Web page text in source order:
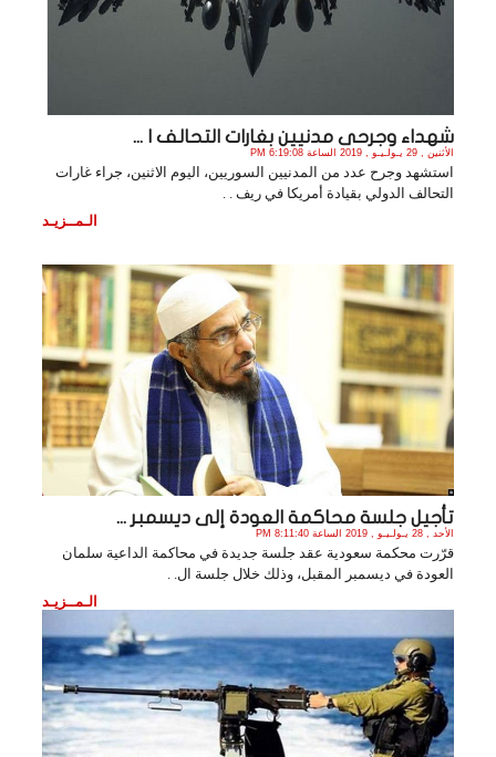
شهداء وجرحى مدنيين بغارات التحالف ا ...
الأثنين , 29 يـولـيـو , 2019 الساعة 6:19:08 PM
استشهد وجرح عدد من المدنيين السوريين، اليوم الاثنين، جراء غارات
التحالف الدولي بقيادة أمريكا في ريف . .
الـمــزيـد
تأجيل جلسة محاكمة العودة إلى ديسمبر ...
الأحد , 28 يـولـيـو , 2019 الساعة 8:11:40 PM
قرّرت محكمة سعودية عقد جلسة جديدة في محاكمة الداعية سلمان
العودة في ديسمبر المقبل، وذلك خلال جلسة ال. .
الـمــزيـد